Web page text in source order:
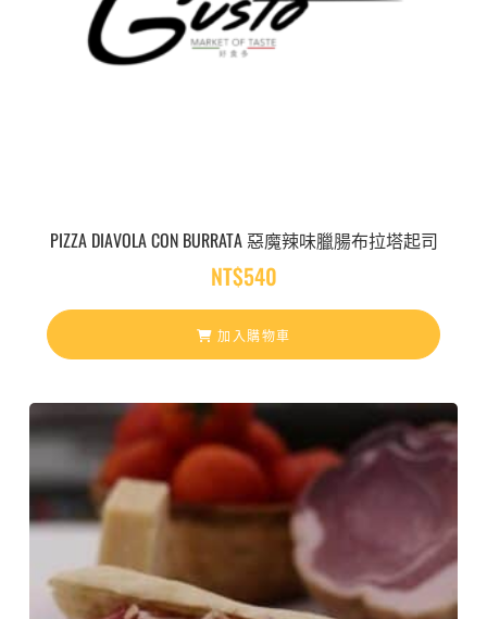
PIZZA DIAVOLA CON BURRATA 惡魔辣味臘腸布拉塔起司
NT$540
加入購物車